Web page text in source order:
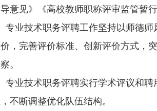
意见》《高校教师职称评审监管暂
专业技术职务评聘工作坚持以师德
，完善评价标准、创新评价方式，
。
专业技术职务评聘实行学术评议和
不断调整优化队伍结构。